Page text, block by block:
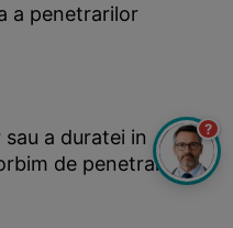
a penetrarilor
a duratei in
de penetrare.
?